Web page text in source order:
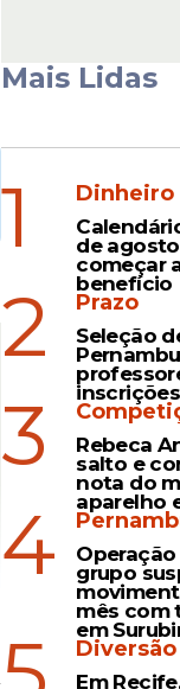
Mais Lidas
1 Dinheiro
de
começar
benefício
2 Prazo
Seleção
3
Rebeca
salto e
nota do
aparelho
4
grupo
mês com
em
Diversão
Em